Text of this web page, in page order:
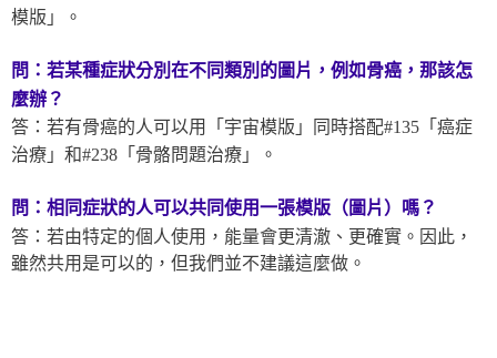
模版」。
問：若某種症狀分別在不同類別的圖片，例如骨癌，那該怎
麼辦？
答：若有骨癌的人可以用「宇宙模版」同時搭配#135「癌症
治療」和#238「骨骼問題治療」。
問：相同症狀的人可以共同使用一張模版（圖片）嗎？
答：若由特定的個人使用，能量會更清澈、更確實。因此，
雖然共用是可以的，但我們並不建議這麼做。